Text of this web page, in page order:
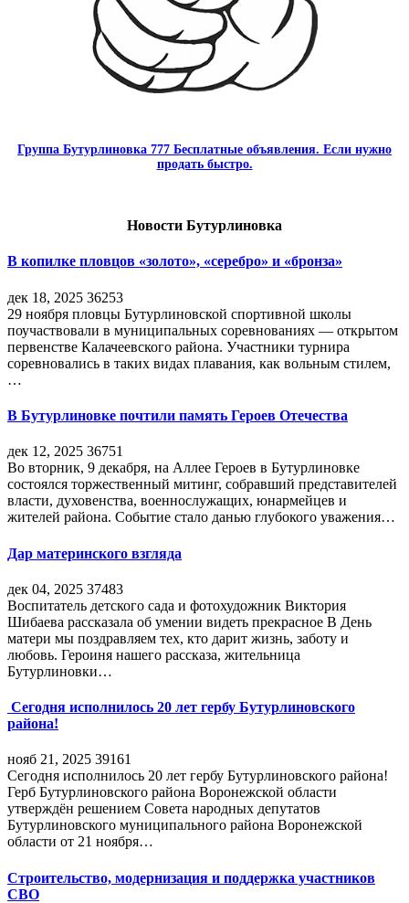
Группа Бутурлиновка 777 Бесплатные объявления. Если нужно
продать быстро.
Новости Бутурлиновка
В копилке пловцов «золото», «серебро» и «бронза»
дек 18, 2025 36253
29 ноября пловцы Бутурлиновской спортивной школы
поучаствовали в муниципальных соревнованиях — открытом
первенстве Калачеевского района. Участники турнира
соревновались в таких видах плавания, как вольным стилем,
…
В Бутурлиновке почтили память Героев Отечества
дек 12, 2025 36751
Во вторник, 9 декабря, на Аллее Героев в Бутурлиновке
состоялся торжественный митинг, собравший представителей
власти, духовенства, военнослужащих, юнармейцев и
жителей района. Событие стало данью глубокого уважения…
Дар материнского взгляда
дек 04, 2025 37483
Воспитатель детского сада и фотохудожник Виктория
Шибаева рассказала об умении видеть прекрасное В День
матери мы поздравляем тех, кто дарит жизнь, заботу и
любовь. Героиня нашего рассказа, жительница
Бутурлиновки…
Сегодня исполнилось 20 лет гербу Бутурлиновского
района!
нояб 21, 2025 39161
Сегодня исполнилось 20 лет гербу Бутурлиновского района!
Герб Бутурлиновского района Воронежской области
утверждён решением Совета народных депутатов
Бутурлиновского муниципального района Воронежской
области от 21 ноября…
Строительство, модернизация и поддержка участников
СВО